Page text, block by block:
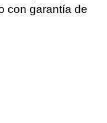
con garantía de